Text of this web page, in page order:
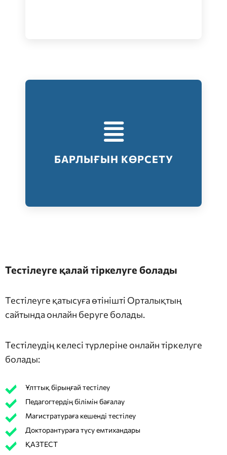
БАРЛЫҒЫН КӨРСЕТУ
Тестілеудің барлық түрлері
Барлығын көрсету
Тестілеуге қалай тіркелуге болады
Тестілеуге қатысуға өтінішті Орталықтың
сайтында онлайн беруге болады.
Тестілеудің келесі түрлеріне онлайн тіркелуге
болады:
Ұлттық бірыңғай тестілеу
Педагогтердің білімін бағалау
Магистратураға кешенді тестілеу
Докторантураға түсу емтихандары
ҚАЗТЕСТ